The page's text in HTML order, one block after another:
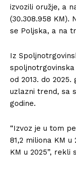
izvozili oružje, a
(30.308.958 KM).
se Poljska, a na
Iz
spoljnotrgovinska
od 2013. do
uzlazni trend, sa
godine.
“Izvoz je u tom
81,2 miliona KM u
KM u 2025”, rekli